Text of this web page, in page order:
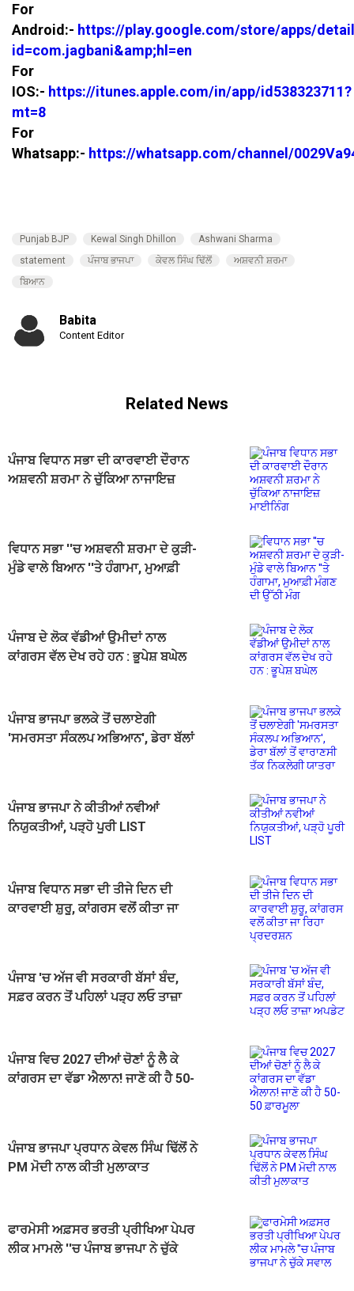
For
Android:- https://play.google.com/store/apps/
id=com.jagbani&amp;hl=en
For
IOS:- https://itunes.apple.com/in/app/id538323711?
mt=8
For
Whatsapp:- https://whatsapp.com/channel/
Punjab BJP Kewal Singh Dhillon
Ashwani Sharma
statement
ਪੰਜਾਬ ਭਾਜਪਾ ਕੇਵਲ ਸਿੰਘ ਢਿੱਲੋਂ
ਅਸ਼ਵਨੀ ਸ਼ਰਮਾ
ਬਿਆਨ
Babita
Content Editor
Related News
ਪੰਜਾਬ ਵਿਧਾਨ ਸਭਾ ਦੀ ਕਾਰਵਾਈ ਦੌਰਾਨ
ਅਸ਼ਵਨੀ ਸ਼ਰਮਾ ਨੇ ਚੁੱਕਿਆ ਨਾਜਾਇਜ਼
ਵਿਧਾਨ ਸਭਾ ''ਚ ਅਸ਼ਵਨੀ ਸ਼ਰਮਾ ਦੇ ਕੁੜੀ-
ਮੁੰਡੇ ਵਾਲੇ ਬਿਆਨ ''ਤੇ ਹੰਗਾਮਾ, ਮੁਆਫ਼ੀ
ਪੰਜਾਬ ਦੇ ਲੋਕ ਵੱਡੀਆਂ ਉਮੀਦਾਂ ਨਾਲ
ਕਾਂਗਰਸ ਵੱਲ ਦੇਖ ਰਹੇ ਹਨ : ਭੂਪੇਸ਼ ਬਘੇਲ
ਪੰਜਾਬ ਭਾਜਪਾ ਭਲਕੇ ਤੋਂ ਚਲਾਏਗੀ
'ਸਮਰਸਤਾ ਸੰਕਲਪ ਅਭਿਆਨ', ਡੇਰਾ ਬੱਲਾਂ
ਪੰਜਾਬ ਭਾਜਪਾ ਨੇ ਕੀਤੀਆਂ ਨਵੀਆਂ
ਨਿਯੁਕਤੀਆਂ, ਪੜ੍ਹੋ ਪੂਰੀ LIST
ਪੰਜਾਬ ਵਿਧਾਨ ਸਭਾ ਦੀ ਤੀਜੇ ਦਿਨ ਦੀ
ਕਾਰਵਾਈ ਸ਼ੁਰੂ, ਕਾਂਗਰਸ ਵਲੋਂ ਕੀਤਾ ਜਾ
ਪੰਜਾਬ 'ਚ ਅੱਜ ਵੀ ਸਰਕਾਰੀ ਬੱਸਾਂ ਬੰਦ,
ਸਫ਼ਰ ਕਰਨ ਤੋਂ ਪਹਿਲਾਂ ਪੜ੍ਹ ਲਓ ਤਾਜ਼ਾ
ਪੰਜਾਬ ਵਿਚ 2027 ਦੀਆਂ ਚੋਣਾਂ ਨੂੰ ਲੈ ਕੇ
ਕਾਂਗਰਸ ਦਾ ਵੱਡਾ ਐਲਾਨ! ਜਾਣੋ ਕੀ ਹੈ 50-
ਪੰਜਾਬ ਭਾਜਪਾ ਪ੍ਰਧਾਨ ਕੇਵਲ ਸਿੰਘ ਢਿੱਲੋਂ ਨੇ
PM ਮੋਦੀ ਨਾਲ ਕੀਤੀ ਮੁਲਾਕਾਤ
ਫਾਰਮੇਸੀ ਅਫ਼ਸਰ ਭਰਤੀ ਪ੍ਰੀਖਿਆ ਪੇਪਰ
ਲੀਕ ਮਾਮਲੇ ''ਚ ਪੰਜਾਬ ਭਾਜਪਾ ਨੇ ਚੁੱਕੇ